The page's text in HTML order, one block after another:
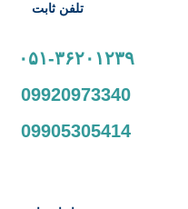
تلفن ثابت
۰۵۱-۳۶۲۰۱۲۳۹
09920973340
09905305414